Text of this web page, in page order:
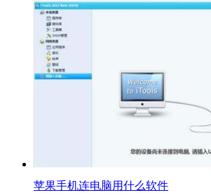
​苹果手机连电脑用什么软件